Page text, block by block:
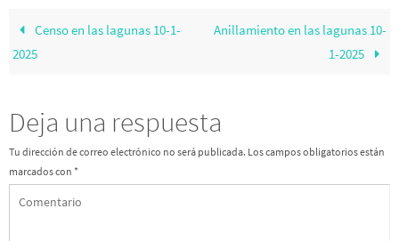
Censo en las lagunas 10-1-
2025
Anillamiento en las lagunas 10-
1-2025
Deja una respuesta
Tu dirección de correo electrónico no será publicada. Los campos obligatorios están
marcados con *